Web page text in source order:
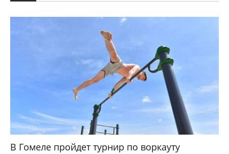
В Гомеле пройдет турнир по воркауту